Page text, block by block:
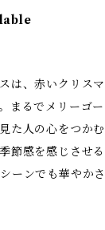
は、赤いクリス
まるでメリーゴ
た人の心をつか
節感を感じさせ
ーンでも華やか